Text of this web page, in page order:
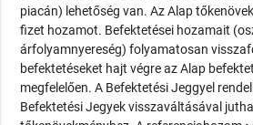
piacán) lehetőség van. Az Alap
fizet hozamot. Befektetései hozamait
árfolyamnyereség) folyamatosan
befektetéseket hajt végre az Alap
megfelelően. A Befektetési Jeggyel
Befektetési Jegyek visszaváltásával